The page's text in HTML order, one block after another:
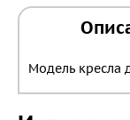
Модель кресла